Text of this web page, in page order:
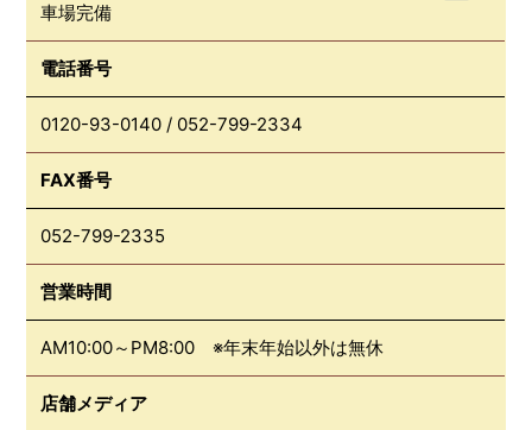
車場完備
電話番号
0120-93-0140 / 052-799-2334
FAX番号
052-799-2335
営業時間
AM10:00～PM8:00 ※年末年始以外は無休
店舗メディア